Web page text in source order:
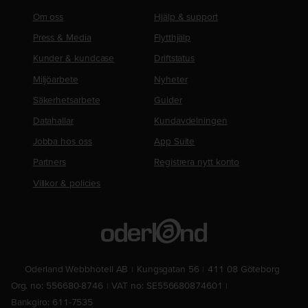
Om oss
Press & Media
Kunder & kundcase
Miljöarbete
Säkerhetsarbete
Datahallar
Jobba hos oss
Partners
Villkor & policies
Hjälp & support
Flytthjälp
Driftstatus
Nyheter
Guider
Kundavdelningen
App Suite
Registrera nytt konto
Oderland Webbhotell AB Kungsgatan 56
411 08 Göteborg
Org. no: 556680-8746
VAT no: SE556680874601
Bankgiro: 611-7535